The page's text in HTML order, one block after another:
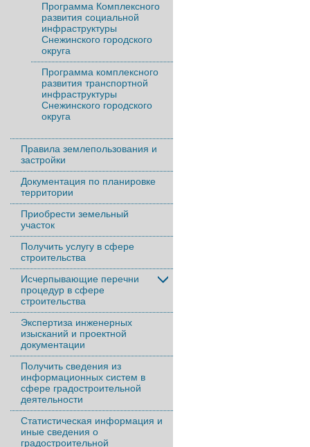
Программа Комплексного
развития социальной
инфраструктуры
Снежинского городского
округа
Программа комплексного
развития транспортной
инфраструктуры
Снежинского городского
округа
Правила землепользования и
застройки
Документация по планировке
территории
Приобрести земельный
участок
Получить услугу в сфере
строительства
Исчерпывающие перечни
процедур в сфере
строительства
Экспертиза инженерных
изысканий и проектной
документации
Получить сведения из
информационных систем в
сфере градостроительной
деятельности
Статистическая информация и
иные сведения о
градостроительной